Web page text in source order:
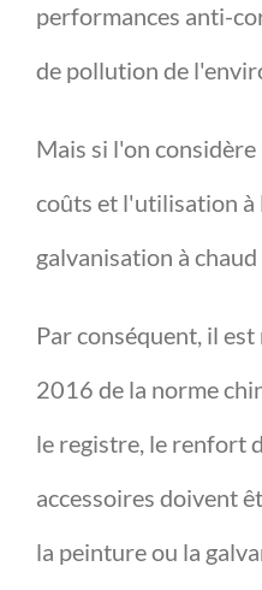
performances anti-
de pollution de
Mais si l'on
coûts et l'utilisation à
galvanisation à
Par conséquent, il
2016 de la norme
le registre, le renfort
accessoires doivent
la peinture ou la